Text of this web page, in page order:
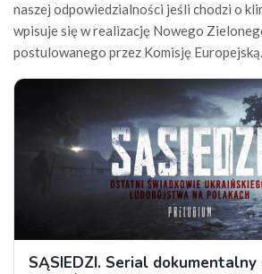
naszej odpowiedzialności jeśli chodzi o
wpisuje się w realizację Nowego
postulowanego przez Komisję Europejską.